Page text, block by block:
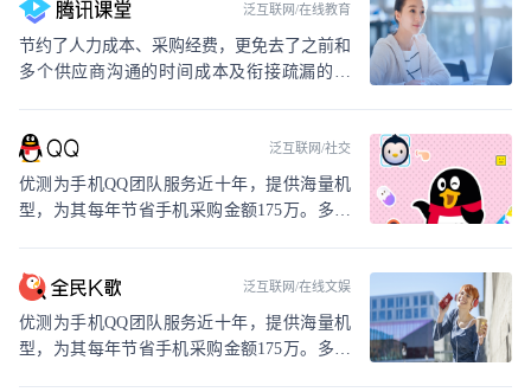
泛互联网/在线教育
节约了人力成本、采购经费，更免去了之前和
多个供应商沟通的时间成本及衔接疏漏的问
泛互联网/社交
优测为手机QQ团队服务近十年，提供海量机
型，为其每年节省手机采购金额175万。多种
泛互联网/在线文娱
优测为手机QQ团队服务近十年，提供海量机
型，为其每年节省手机采购金额175万。多种